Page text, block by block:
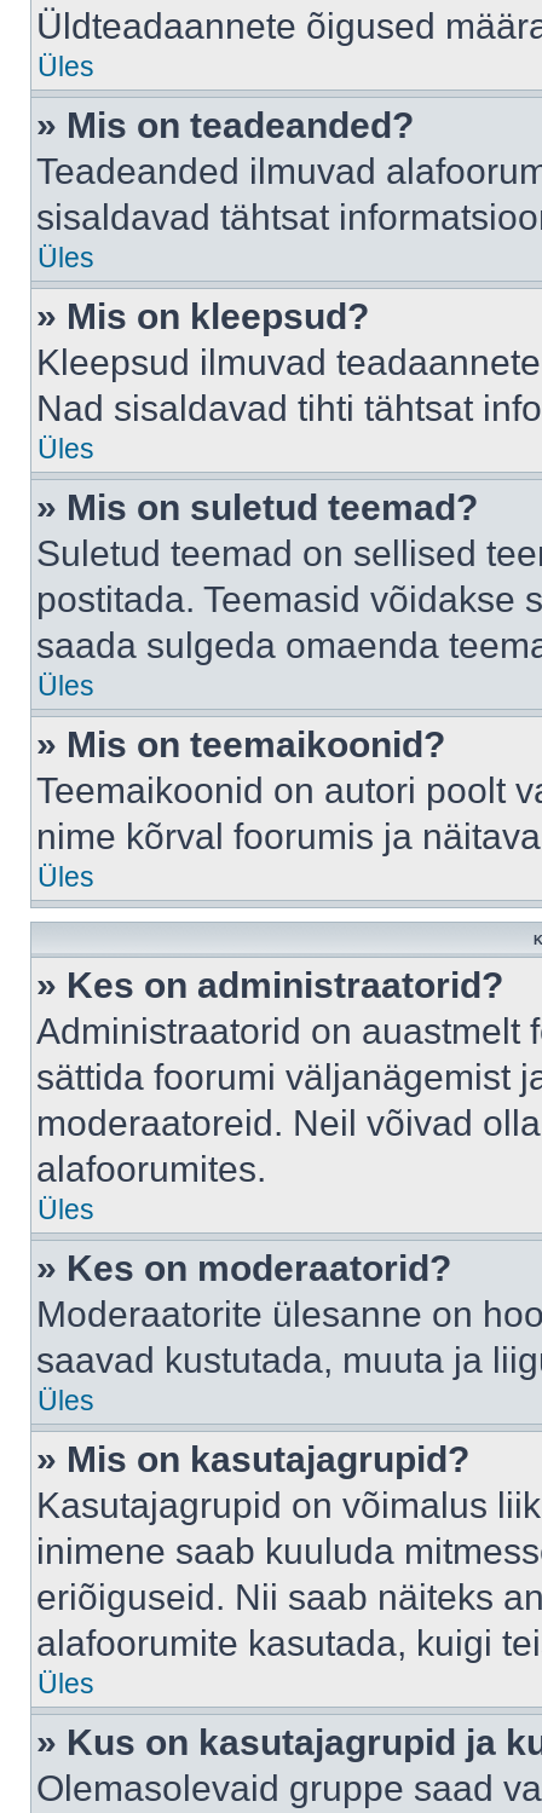
Üldteadaannete õigused
Üles
» Mis on teadeanded?
Teadeanded ilmuvad
sisaldavad tähtsat
Üles
» Mis on kleepsud?
Kleepsud ilmuvad
Nad sisaldavad tihti tähtsat
Üles
» Mis on suletud teemad?
Suletud teemad on sellised
postitada. Teemasid võidakse
saada sulgeda omaenda
Üles
» Mis on teemaikoonid?
Teemaikoonid on autori poolt
nime kõrval foorumis ja
Üles
» Kes on administraatorid?
Administraatorid on auastmelt
sättida foorumi väljanägemist
moderaatoreid. Neil võivad
alafoorumites.
Üles
» Kes on moderaatorid?
Moderaatorite ülesanne on
saavad kustutada, muuta ja
Üles
» Mis on kasutajagrupid?
Kasutajagrupid on võimalus
inimene saab kuuluda
eriõiguseid. Nii saab näiteks
alafoorumite kasutada, kuigi
Üles
» Kus on kasutajagrupid ja
Olemasolevaid gruppe saad